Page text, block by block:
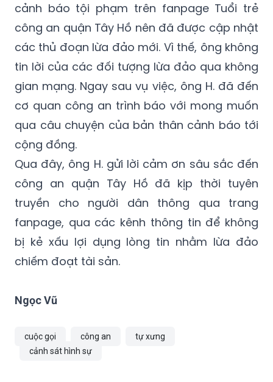
cảnh báo tội phạm trên fanpage Tuổi trẻ
công an quận Tây Hồ nên đã được cập nhật
các thủ đoạn lừa đảo mới. Vì thế, ông không
tin lời của các đối tượng lừa đảo qua không
gian mạng. Ngay sau vụ việc, ông H. đã đến
cơ quan công an trình báo với mong muốn
qua câu chuyện của bản thân cảnh báo tới
cộng đồng.
Qua đây, ông H. gửi lời cảm ơn sâu sắc đến
công an quận Tây Hồ đã kịp thời tuyên
truyền cho người dân thông qua trang
fanpage, qua các kênh thông tin để không
bị kẻ xấu lợi dụng lòng tin nhằm lừa đảo
chiếm đoạt tài sản.
Ngọc Vũ
cuộc gọi công an
tự xưng
cảnh sát hình sự